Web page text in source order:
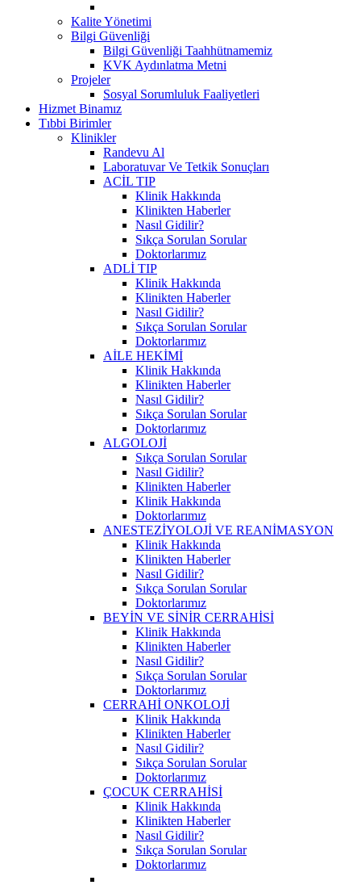
Kalite Yönetimi
Bilgi Güvenliği
Bilgi Güvenliği Taahhütnamemiz
KVK Aydınlatma Metni
Projeler
Sosyal Sorumluluk Faaliyetleri
Hizmet Binamız
Tıbbi Birimler
Klinikler
Randevu Al
Laboratuvar Ve Tetkik Sonuçları
ACİL TIP
Klinik Hakkında
Klinikten Haberler
Nasıl Gidilir?
Sıkça Sorulan Sorular
Doktorlarımız
ADLİ TIP
Klinik Hakkında
Klinikten Haberler
Nasıl Gidilir?
Sıkça Sorulan Sorular
Doktorlarımız
AİLE HEKİMİ
Klinik Hakkında
Klinikten Haberler
Nasıl Gidilir?
Sıkça Sorulan Sorular
Doktorlarımız
ALGOLOJİ
Sıkça Sorulan Sorular
Nasıl Gidilir?
Klinikten Haberler
Klinik Hakkında
Doktorlarımız
ANESTEZİYOLOJİ VE REANİMASYON
Klinik Hakkında
Klinikten Haberler
Nasıl Gidilir?
Sıkça Sorulan Sorular
Doktorlarımız
BEYİN VE SİNİR CERRAHİSİ
Klinik Hakkında
Klinikten Haberler
Nasıl Gidilir?
Sıkça Sorulan Sorular
Doktorlarımız
CERRAHİ ONKOLOJİ
Klinik Hakkında
Klinikten Haberler
Nasıl Gidilir?
Sıkça Sorulan Sorular
Doktorlarımız
ÇOCUK CERRAHİSİ
Klinik Hakkında
Klinikten Haberler
Nasıl Gidilir?
Sıkça Sorulan Sorular
Doktorlarımız